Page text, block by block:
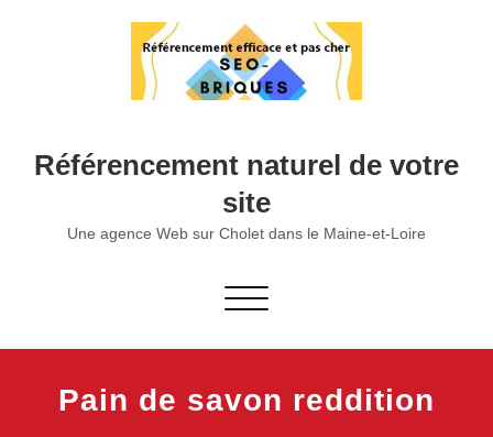
Référencement naturel de votre
site
Une agence Web sur Cholet dans le Maine-et-Loire
Afficher/masquer
navigation
Pain de savon reddition